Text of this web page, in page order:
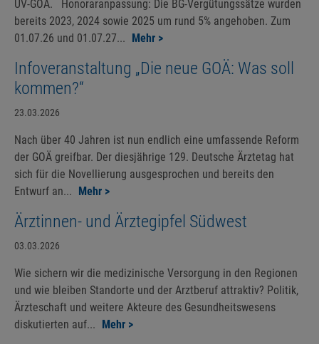
UV-GOÄ. Honoraranpassung: Die BG-Vergütungssätze wurden
bereits 2023, 2024 sowie 2025 um rund 5% angehoben. Zum
01.07.26 und 01.07.27... Mehr >
Infoveranstaltung „Die neue GOÄ: Was soll
kommen?“
23.03.2026
Nach über 40 Jahren ist nun endlich eine umfassende Reform
der GOÄ greifbar. Der diesjährige 129. Deutsche Ärztetag hat
sich für die Novellierung ausgesprochen und bereits den
Entwurf an... Mehr >
Ärztinnen- und Ärztegipfel Südwest
03.03.2026
Wie sichern wir die medizinische Versorgung in den Regionen
und wie bleiben Standorte und der Arztberuf attraktiv? Politik,
Ärzteschaft und weitere Akteure des Gesundheitswesens
diskutierten auf... Mehr >